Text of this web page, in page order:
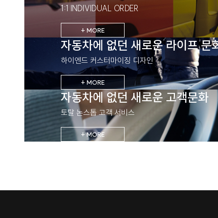
1:1 INDIVIDUAL ORDER
+ MORE
자동차에 없던 새로운 라이프 문
하이엔드 커스터마이징 디자인
+ MORE
자동차에 없던 새로운 고객문화
토탈 논스톱 고객 서비스
+ MORE